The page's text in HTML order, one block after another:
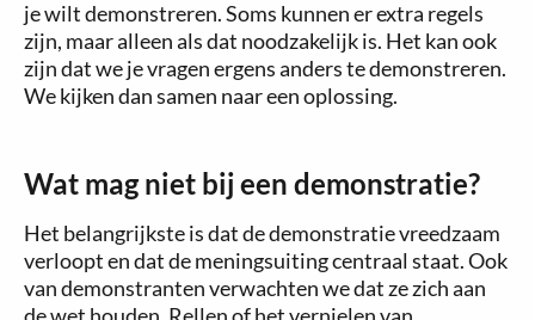
je wilt demonstreren. Soms kunnen er extra regels
zijn, maar alleen als dat noodzakelijk is. Het kan ook
zijn dat we je vragen ergens anders te demonstreren.
We kijken dan samen naar een oplossing.
Wat mag niet bij een demonstratie?
Het belangrijkste is dat de demonstratie vreedzaam
verloopt en dat de meningsuiting centraal staat. Ook
van demonstranten verwachten we dat ze zich aan